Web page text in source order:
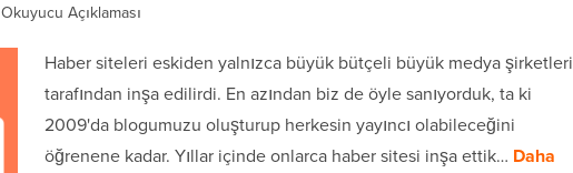
Okuyucu Açıklaması
Haber siteleri eskiden yalnızca büyük bütçeli büyük medya şirketleri
tarafından inşa edilirdi. En azından biz de öyle sanıyorduk, ta ki
2009'da blogumuzu oluşturup herkesin yayıncı olabileceğini
öğrenene kadar. Yıllar içinde onlarca haber sitesi inşa ettik… Daha